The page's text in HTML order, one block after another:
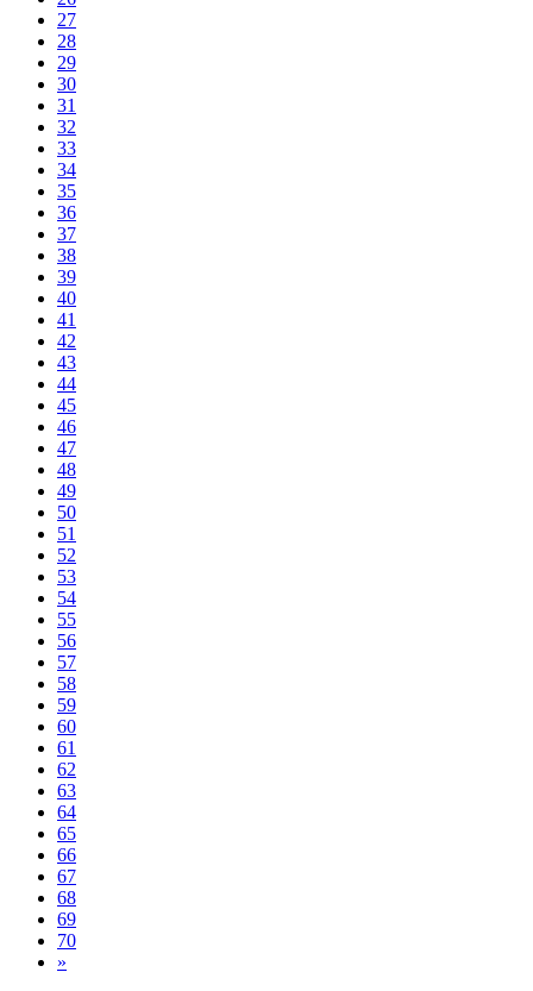
27
28
29
30
31
32
33
34
35
36
37
38
39
40
41
42
43
44
45
46
47
48
49
50
51
52
53
54
55
56
57
58
59
60
61
62
63
64
65
66
67
68
69
70
»